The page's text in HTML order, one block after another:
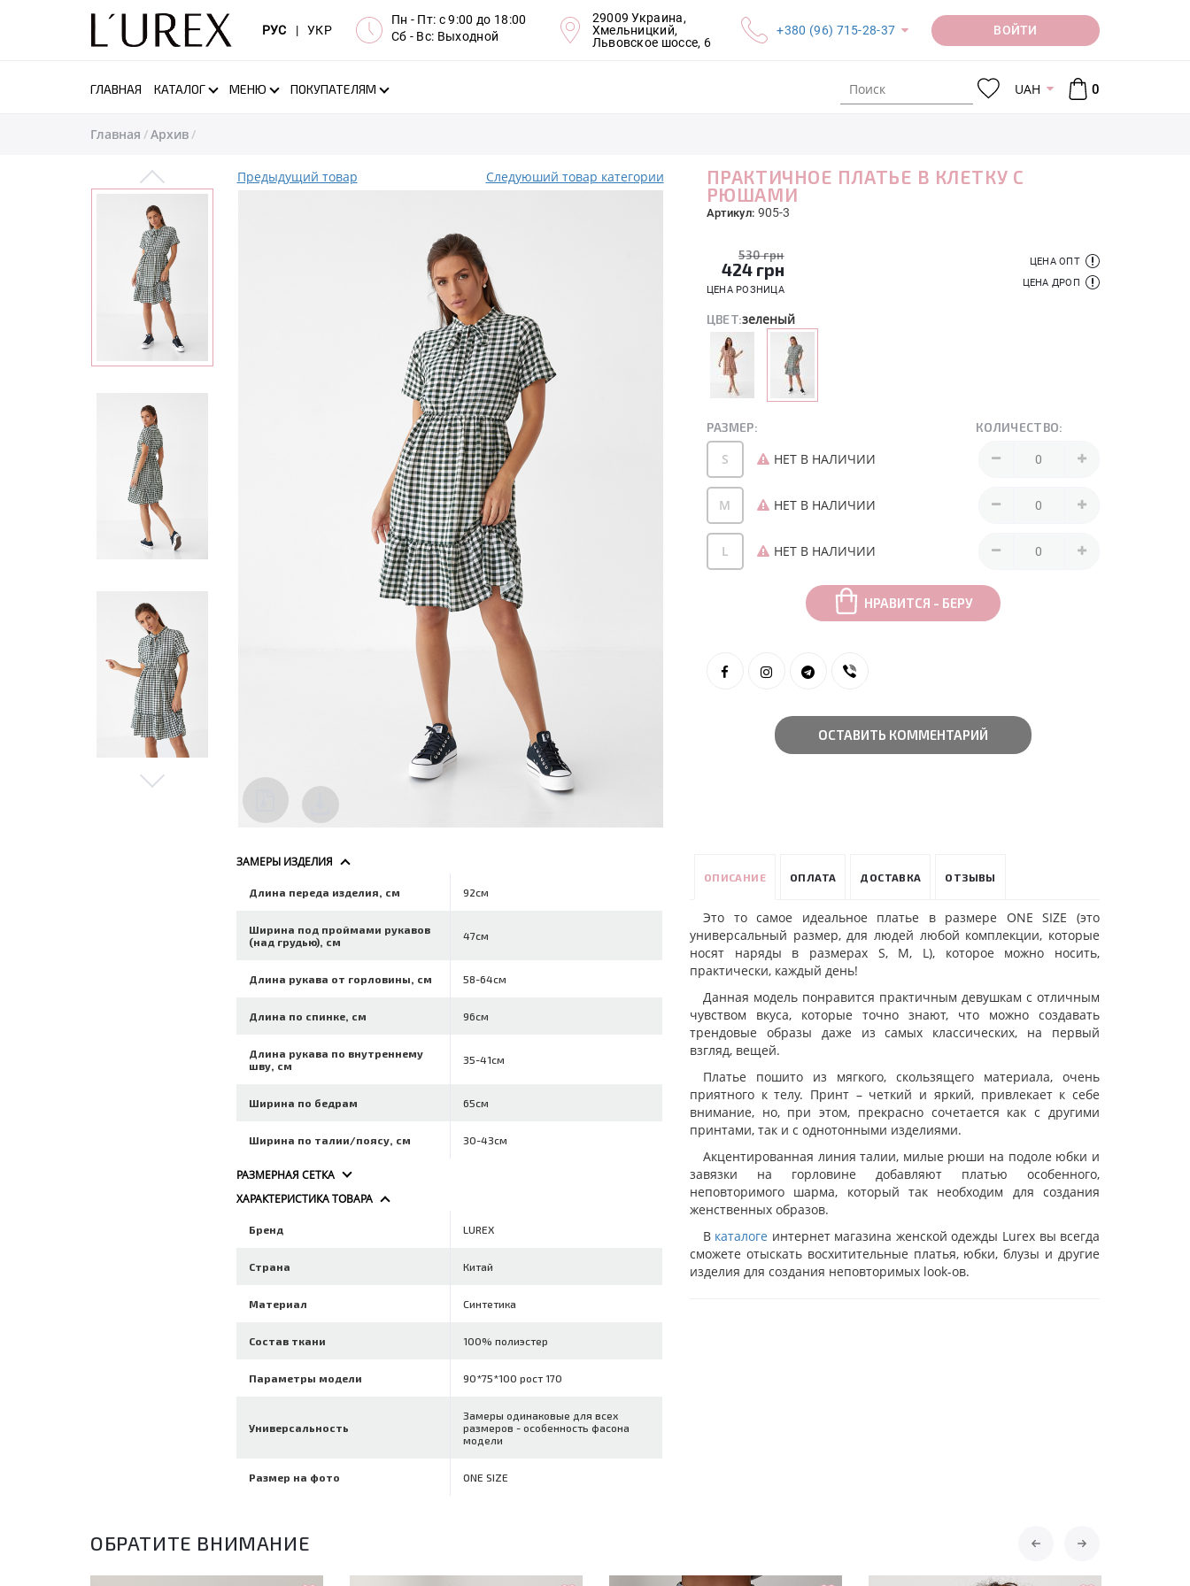
РУС | УКР
Пн - Пт: с 9:00 до 18:00
Сб - Вс: Выходной
29009 Украина,
Хмельницкий,
Львовское шоссе, 6
+380 (96) 715-28-37 ВОЙТИ
ГЛАВНАЯ КАТАЛОГ МЕНЮ ПОКУПАТЕЛЯМ UAH 0
Главная Архив
Предыдущий товар Следуюший товар категории
ПРАКТИЧНОЕ ПЛАТЬЕ В КЛЕТКУ С
РЮШАМИ
Артикул: 905-3
530 грн
424грн
ЦЕНА РОЗНИЦА
ЦЕНА ОПТ
ЦЕНА ДРОП
ЦВЕТ:зеленый
РАЗМЕР: КОЛИЧЕСТВО:
S НЕТ В НАЛИЧИИ
M НЕТ В НАЛИЧИИ
L НЕТ В НАЛИЧИИ
НРАВИТСЯ - БЕРУ
ОСТАВИТЬ КОММЕНТАРИЙ
ЗАМЕРЫ ИЗДЕЛИЯ
Длина переда изделия, см 92см
Ширина под проймами рукавов
(над грудью), см
47см
Длина рукава от горловины, см 58-64см
Длина по спинке, см 96см
Длина рукава по внутреннему
шву, см
35-41см
Ширина по бедрам 65см
Ширина по талии/поясу, см 30-43см
РАЗМЕРНАЯ СЕТКА
ХАРАКТЕРИСТИКА ТОВАРА
Бренд LUREX
Страна Китай
Материал Синтетика
Состав ткани 100% полиэстер
Параметры модели 90*75*100 рост 170
Универсальность
Замеры одинаковые для всех
размеров - особенность фасона
модели
Размер на фото ONE SIZE
ОПИСАНИЕ ОПЛАТА ДОСТАВКА ОТЗЫВЫ
Это то самое идеальное платье в размере ONE SIZE (это
универсальный размер, для людей любой комплекции, которые
носят наряды в размерах S, M, L), которое можно носить,
практически, каждый день!
Данная модель понравится практичным девушкам с отличным
чувством вкуса, которые точно знают, что можно создавать
трендовые образы даже из самых классических, на первый
взгляд, вещей.
Платье пошито из мягкого, скользящего материала, очень
приятного к телу. Принт – четкий и яркий, привлекает к себе
внимание, но, при этом, прекрасно сочетается как с другими
принтами, так и с однотонными изделиями.
Акцентированная линия талии, милые рюши на подоле юбки и
завязки на горловине добавляют платью особенного,
неповторимого шарма, который так необходим для создания
женственных образов.
В каталоге интернет магазина женской одежды Lurex вы всегда
сможете отыскать восхитительные платья, юбки, блузы и другие
изделия для создания неповторимых look-ов.
ОБРАТИТЕ ВНИМАНИЕ